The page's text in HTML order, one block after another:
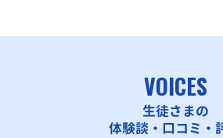
VOICES
生徒さまの
体験談・口コミ・